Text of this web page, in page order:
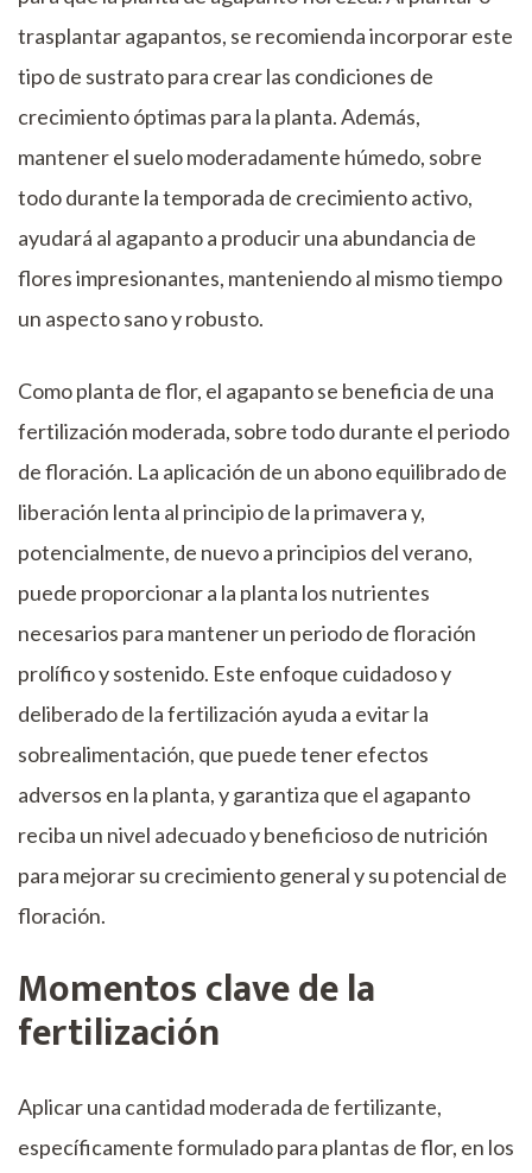
trasplantar agapantos, se recomienda incorporar este
tipo de sustrato para crear las condiciones de
crecimiento óptimas para la planta. Además,
mantener el suelo moderadamente húmedo, sobre
todo durante la temporada de crecimiento activo,
ayudará al agapanto a producir una abundancia de
flores impresionantes, manteniendo al mismo tiempo
un aspecto sano y robusto.
Como planta de flor, el agapanto se beneficia de una
fertilización moderada, sobre todo durante el periodo
de floración. La aplicación de un abono equilibrado de
liberación lenta al principio de la primavera y,
potencialmente, de nuevo a principios del verano,
puede proporcionar a la planta los nutrientes
necesarios para mantener un periodo de floración
prolífico y sostenido. Este enfoque cuidadoso y
deliberado de la fertilización ayuda a evitar la
sobrealimentación, que puede tener efectos
adversos en la planta, y garantiza que el agapanto
reciba un nivel adecuado y beneficioso de nutrición
para mejorar su crecimiento general y su potencial de
floración.
Momentos clave de la
fertilización
Aplicar una cantidad moderada de fertilizante,
específicamente formulado para plantas de flor, en los